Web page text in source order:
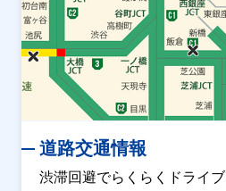
道路交通情報
渋滞回避でらくらくドライブ